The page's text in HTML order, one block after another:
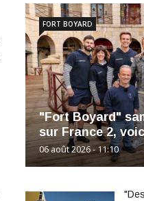
"Fort Boyard"
sur France 2,
06 août 2026 - 11:10
FORT BOYARD